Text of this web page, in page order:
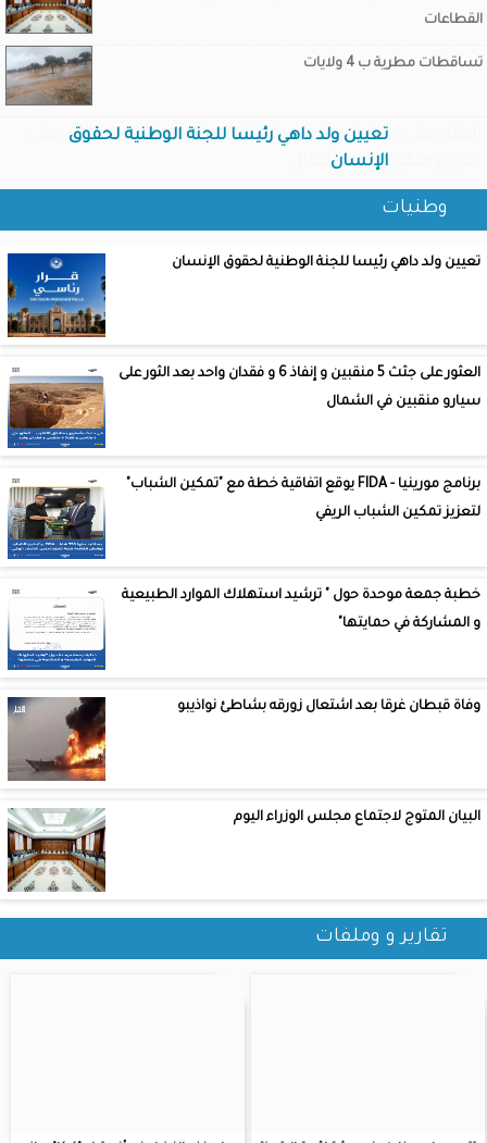
القطاعات
تساقطات مطرية ب 4 ولايات
تعيين ولد داهي رئيسا للجنة الوطنية لحقوق
الإنسان
العثور على جثث 5 منقبين و إنفاذ 6 و فقدان واحد بعد الثور على
سيارو منقبين في الشمال
وطنيات
تعيين ولد داهي رئيسا للجنة الوطنية لحقوق الإنسان
العثور على جثث 5 منقبين و إنفاذ 6 و فقدان واحد بعد الثور على
سيارو منقبين في الشمال
برنامج مورينيا - FIDA يوقع اتفاقية خطة مع "تمكين الشباب"
لتعزيز تمكين الشباب الريفي
خطبة جمعة موحدة حول " ترشيد استهلاك الموارد الطبيعية
و المشاركة في حمايتها"
وفاة قبطان غرقا بعد اشتعال زورقه بشاطئ نواذيبو
البيان المتوج لاجتماع مجلس الوزراء اليوم
تقارير و وملفات